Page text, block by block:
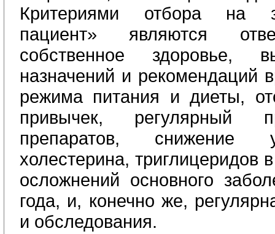
Критериями отбора на
пациент» являются
собственное здоровье,
назначений и рекомендаций
режима питания и диеты,
привычек, регулярный
препаратов, снижение
холестерина, триглицеридов
осложнений основного
года, и, конечно же,
и обследования.